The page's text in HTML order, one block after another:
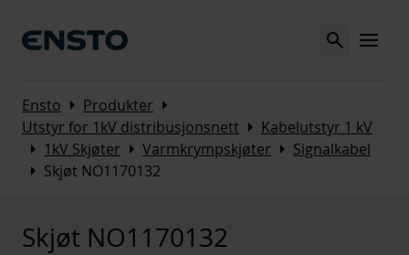
Search MENU
Ensto Arrow_right Produkter Arrow_right
Utstyr for 1kV distribusjonsnett Arrow_right Kabelutstyr 1 kV
Arrow_right 1kV Skjøter Arrow_right Varmkrympskjøter Arrow_right Signalkabel
Arrow_right Skjøt NO1170132
Skjøt NO1170132